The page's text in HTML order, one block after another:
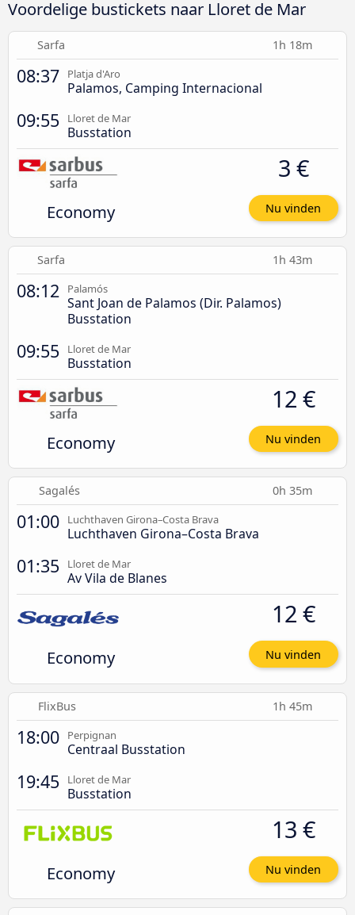
Voordelige bustickets naar Lloret de Mar
Sarfa 1h 18m
08:37 Platja d'Aro
Palamos, Camping Internacional
09:55 Lloret de Mar
Busstation
Economy
3 €
Nu vinden
Sarfa 1h 43m
08:12 Palamós
Sant Joan de Palamos (Dir. Palamos)
Busstation
09:55 Lloret de Mar
Busstation
Economy
12 €
Nu vinden
Sagalés 0h 35m
01:00 Luchthaven Girona–Costa Brava
Luchthaven Girona–Costa Brava
01:35 Lloret de Mar
Av Vila de Blanes
Economy
12 €
Nu vinden
FlixBus 1h 45m
18:00 Perpignan
Centraal Busstation
19:45 Lloret de Mar
Busstation
Economy
13 €
Nu vinden